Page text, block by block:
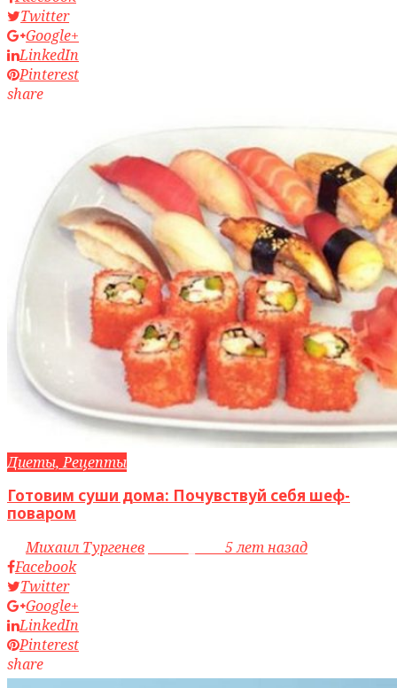
Twitter
Google+
LinkedIn
Pinterest
share
Диеты, Рецепты
Готовим суши дома: Почувствуй себя шеф-
поваром
byМихаил Тургенев
5 лет назад
Facebook
Twitter
Google+
LinkedIn
Pinterest
share